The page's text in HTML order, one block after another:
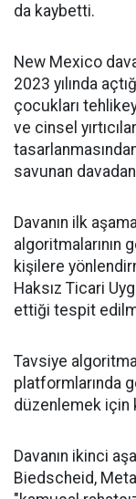
da kaybetti.
New Mexico
2023 yılında
çocukları
ve cinsel
savunan
Davanın ilk
algoritmalarının
kişilere
Haksız Ticari
ettiği tespit
Tavsiye
platformlarında
düzenlemek için
Davanın ikinci
Biedscheid,